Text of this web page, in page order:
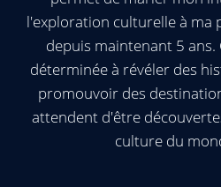
l'exploration culturelle à ma
depuis maintenant 5 ans.
déterminée à révéler des
promouvoir des
attendent d'être
culture du